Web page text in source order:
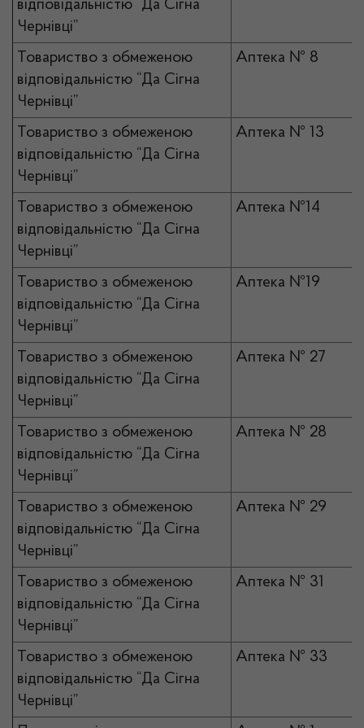
відповідальністю “Да Сігна
Чернівці”
Товариство з обмеженою
відповідальністю “Да Сігна
Чернівці”
Аптека № 8
Товариство з обмеженою
відповідальністю “Да Сігна
Чернівці”
Аптека № 13
Товариство з обмеженою
відповідальністю “Да Сігна
Чернівці”
Аптека №14
Товариство з обмеженою
відповідальністю “Да Сігна
Чернівці”
Аптека №19
Товариство з обмеженою
відповідальністю “Да Сігна
Чернівці”
Аптека № 27
Товариство з обмеженою
відповідальністю “Да Сігна
Чернівці”
Аптека № 28
Товариство з обмеженою
відповідальністю “Да Сігна
Чернівці”
Аптека № 29
Товариство з обмеженою
відповідальністю “Да Сігна
Чернівці”
Аптека № 31
Товариство з обмеженою
відповідальністю “Да Сігна
Чернівці”
Аптека № 33